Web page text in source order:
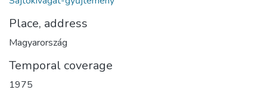
Place, address
Magyarország
Temporal coverage
1975